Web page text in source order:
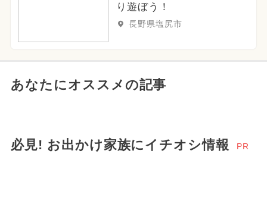
り遊ぼう！
長野県塩尻市
あなたにオススメの記事
必見! お出かけ家族にイチオシ情報 PR